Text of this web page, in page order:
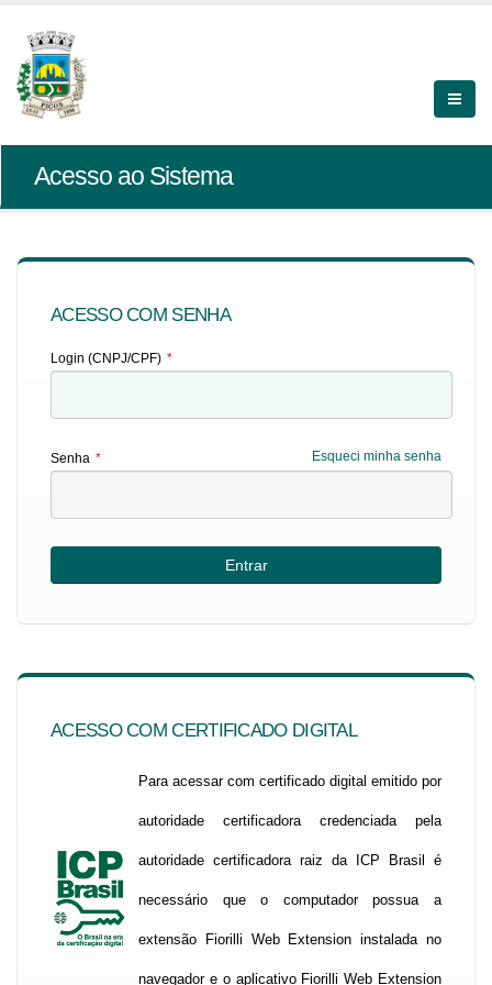
Acesso ao Sistema
ACESSO COM SENHA
Login (CNPJ/CPF) *
Esqueci minha senha
Senha *
ACESSO COM CERTIFICADO DIGITAL
Para acessar com certificado digital emitido por
autoridade certificadora credenciada pela
autoridade certificadora raiz da ICP Brasil é
necessário que o computador possua a
extensão Fiorilli Web Extension instalada no
navegador e o aplicativo Fiorilli Web Extension